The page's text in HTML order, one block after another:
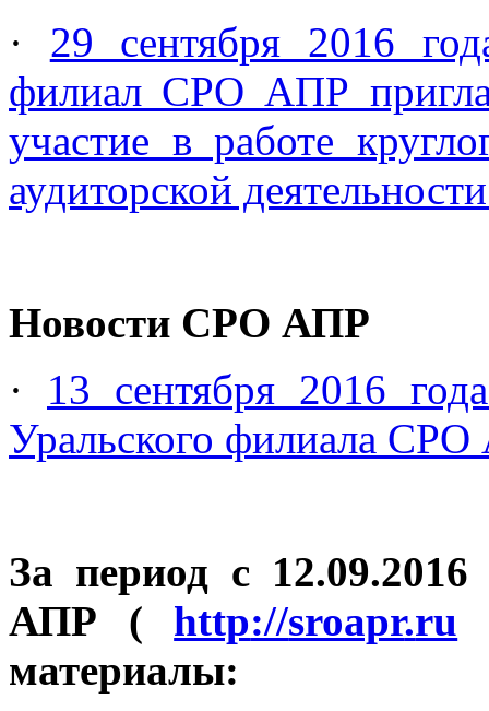
· 29 сентября 2016
филиал СРО АПР
участие в работе
аудиторской
Новости СРО АПР
· 13 сентября 2016
Уральского филиала
За период с
АПР ( http://sroapr.ru
материалы: